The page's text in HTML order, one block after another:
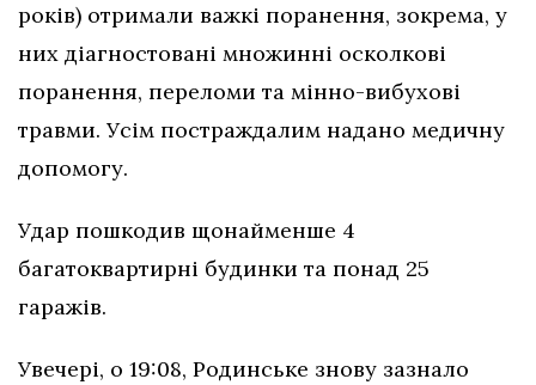
років) отримали важкі поранення, зокрема, у
них діагностовані множинні осколкові
поранення, переломи та мінно-вибухові
травми. Усім постраждалим надано медичну
допомогу.
Удар пошкодив щонайменше 4
багатоквартирні будинки та понад 25
гаражів.
Увечері, о 19:08, Родинське знову зазнало